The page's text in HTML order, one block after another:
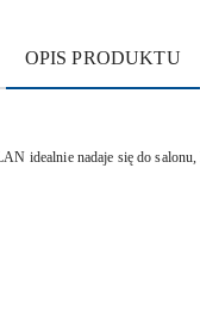
OPIS PRODUKTU
idealnie nadaje się do